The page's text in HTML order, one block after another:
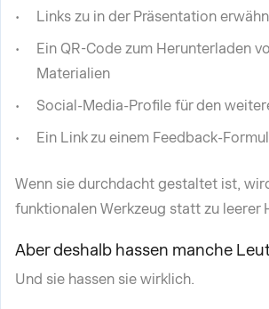
Links zu in der Präsentation
Ein QR-Code zum Herunterladen
Materialien
Social-Media-Profile für den
Ein Link zu einem Feedback-
Wenn sie durchdacht gestaltet ist,
funktionalen Werkzeug statt zu leerer
Aber deshalb hassen manche
Und sie hassen sie wirklich.